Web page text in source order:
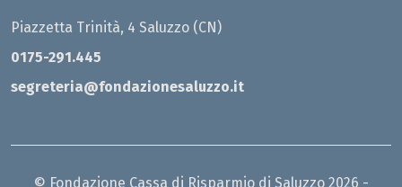
Piazzetta Trinità, 4 Saluzzo (CN)
0175-291.445
segreteria@fondazionesaluzzo.it
© Fondazione Cassa di Risparmio di Saluzzo 2026 -